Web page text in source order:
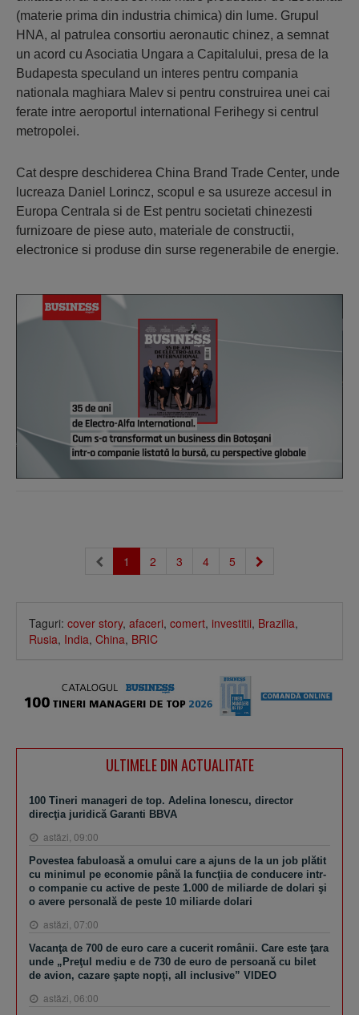
(materie prima din industria chimica) din lume. Grupul
HNA, al patrulea consortiu aeronautic chinez, a semnat
un acord cu Asociatia Ungara a Capitalului, presa de la
Budapesta speculand un interes pentru compania
nationala maghiara Malev si pentru construirea unei cai
ferate intre aeroportul international Ferihegy si centrul
metropolei.
Cat despre deschiderea China Brand Trade Center, unde
lucreaza Daniel Lorincz, scopul e sa usureze accesul in
Europa Centrala si de Est pentru societati chinezesti
furnizoare de piese auto, materiale de constructii,
electronice si produse din surse regenerabile de energie.
1 2 3 4 5
Taguri: cover story, afaceri, comert, investitii, Brazilia,
Rusia, India, China, BRIC
ULTIMELE DIN ACTUALITATE
100 Tineri manageri de top. Adelina Ionescu, director
direcţia juridică Garanti BBVA
astăzi, 09:00
Povestea fabuloasă a omului care a ajuns de la un job plătit
cu minimul pe economie până la funcţiia de conducere intr-
o companie cu active de peste 1.000 de miliarde de dolari şi
o avere personală de peste 10 miliarde dolari
astăzi, 07:00
Vacanţa de 700 de euro care a cucerit românii. Care este ţara
unde „Preţul mediu e de 730 de euro de persoană cu bilet
de avion, cazare şapte nopţi, all inclusive” VIDEO
astăzi, 06:00